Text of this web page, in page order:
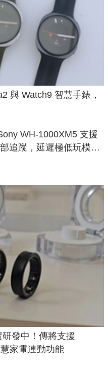
與 Watch9 智慧手錶，
WH-1000XM5 支援
追蹤，延遲極低玩模擬
發中！傳將支援
家電連動功能